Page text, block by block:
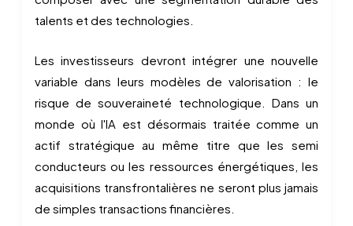
talents et des technologies.
Les investisseurs devront intégrer une nouvelle
variable dans leurs modèles de valorisation : le
risque de souveraineté technologique. Dans un
monde où l'IA est désormais traitée comme un
actif stratégique au même titre que les semi
conducteurs ou les ressources énergétiques, les
acquisitions transfrontalières ne seront plus jamais
de simples transactions financières.